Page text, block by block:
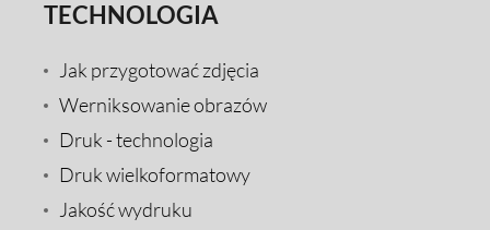
TECHNOLOGIA
Jak przygotować zdjęcia
Werniksowanie obrazów
Druk - technologia
Druk wielkoformatowy
Jakość wydruku